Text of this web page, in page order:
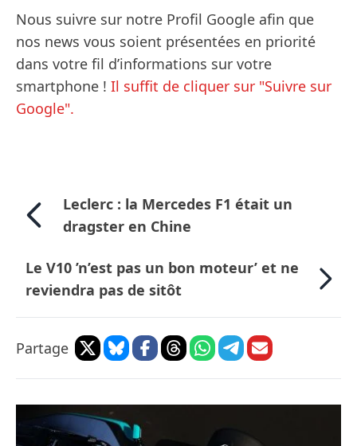
Nous suivre sur notre Profil Google afin que
nos news vous soient présentées en priorité
dans votre fil d’informations sur votre
smartphone ! Il suffit de cliquer sur "Suivre sur
Google".
Leclerc : la Mercedes F1 était un
dragster en Chine
Le V10 ’n’est pas un bon moteur’ et ne
reviendra pas de sitôt
Partage